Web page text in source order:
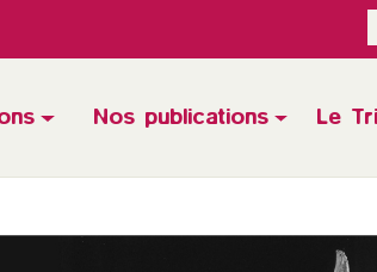
Nos publications Le